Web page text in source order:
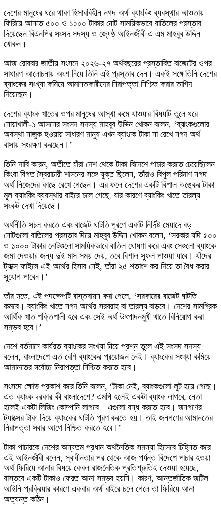
দেশের মানুষের ঘরে থাকা হিসাববিহীন নগদ অর্থ ব্যাংকিং ব্যবস্থার আওতায়
ফিরিয়ে আনতে ৫০০ ও ১০০০ টাকার নোট সাময়িকভাবে বাতিলের প্রস্তাব
দিয়েছেন বিএনপির সংসদ সদস্য ও জ্যেষ্ঠ আইনজীবী এ এম মাহবুব উদ্দিন
খোকন।
আজ রোববার জাতীয় সংসদে ২০২৬-২৭ অর্থবছরের প্রস্তাবিত বাজেটের ওপর
সাধারণ আলোচনায় অংশ নিয়ে তিনি এই প্রস্তাব দেন। একই সঙ্গে তিনি দেশের
ব্যাংকের সংখ্যা কমিয়ে আমানতকারীদের নিরাপত্তা নিশ্চিত করার তাগিদ
দিয়েছেন।
দেশের ব্যাংক খাতের ওপর মানুষের আস্থা কমে যাওয়ার বিষয়টি তুলে ধরে
নোয়াখালী-১ আসনের সংসদ সদস্য মাহবুব উদ্দিন খোকন বলেন, ‘ব্যাংকগুলোর
অবস্থা নাজুক হওয়ায় সাধারণ মানুষ এখন ব্যাংকে টাকা না রেখে নগদ অর্থ
বাসায় সংরক্ষণ করছেন।’
তিনি দাবি করেন, অতীতে যাঁরা দেশ থেকে টাকা বিদেশে পাচার করতে চেয়েছিলেন
কিংবা বিগত স্বৈরাচারী শাসনের সঙ্গে যুক্ত ছিলেন, তাঁরাও বিপুল পরিমাণ নগদ
অর্থ নিজেদের কাছে রেখে গেছেন। এর ফলে দেশের একটি বিশাল অঙ্কের টাকা
মূল ব্যাংকিং ব্যবস্থার বাইরে চলে গেছে, যার কারণে ব্যাংকিং খাতে তারল্য
সংকট দেখা দিয়েছে।
অর্থনীতি সচল করতে এবং বাজেট ঘাটতি পূরণে একটি নির্দিষ্ট মেয়াদে বড়
নোটগুলো বাতিলের প্রস্তাব দিয়ে মাহবুব উদ্দিন খোকন বলেন, ‘সরকার যদি ৫০০
ও ১০০০ টাকার নোটগুলো সাময়িকভাবে বাতিল ঘোষণা করে এবং সেগুলো ব্যাংকে
জমা দেওয়ার জন্য দুই মাস সময় দেয়, তবে বিশাল সুফল পাওয়া যাবে। যাঁদের
ট্যাক্স ফাইলে এই অর্থের হিসাব নেই, তাঁরা ২৫ শতাংশ কর দিয়ে তা বৈধ করার
সুযোগ পাবেন।’
তাঁর মতে, এই পদক্ষেপটি বাস্তবায়ন করা গেলে, ‘সরকারের বাজেট ঘাটতি
কমবে। ব্যাংকিং খাতে নগদ অর্থের সরবরাহ বা তারল্য বাড়বে। দেশের সামগ্রিক
আর্থিক খাত শক্তিশালী হবে এবং সেই অর্থ উৎপাদনমুখী খাতে বিনিয়োগ করা
সম্ভব হবে।’
দেশে বর্তমানে কার্যরত ব্যাংকের সংখ্যা নিয়ে প্রশ্ন তুলে এই সংসদ সদস্য
বলেন, বাংলাদেশে এত বেশি ব্যাংকের প্রয়োজন নেই। ব্যাংকের সংখ্যা কমিয়ে
আমানতের সর্বোচ্চ নিরাপত্তা নিশ্চিত করতে হবে।
সংসদে ক্ষোভ প্রকাশ করে তিনি বলেন, ‘টাকা নেই, ব্যাংকগুলো লুট হয়ে গেছে।
এত ব্যাংক দরকার কী বাংলাদেশে? এমপি হলেই একটা ব্যাংক লাগবে, নেতা
হলেই একটা লিজিং কোম্পানি লাগবে—এগুলো বন্ধ করতে হবে। জনগণের
ট্যাক্সের টাকা দিয়ে ব্যাংকের ঘাটতি পূরণ করতে হয়। তাই জনগণের আমানতের
নিরাপত্তা সবার আগে নিশ্চিত করতে হবে।’
টাকা পাচারকে দেশের অন্যতম প্রধান অর্থনৈতিক সমস্যা হিসেবে চিহ্নিত করে
এই আইনজীবী বলেন, স্বাধীনতার পর থেকে আজ পর্যন্ত বিদেশে পাচার হওয়া
অর্থ ফিরিয়ে আনার বিষয়ে কেবল রাজনৈতিক প্রতিশ্রুতিই দেওয়া হয়েছে,
বাস্তবে একটি টাকাও ফেরত আনা সম্ভব হয়নি। কারণ, আন্তর্জাতিক জটিল
আইনি প্রক্রিয়ার কারণে একবার অর্থ বাইরে চলে গেলে তা ফিরিয়ে আনা
অত্যন্ত কঠিন।